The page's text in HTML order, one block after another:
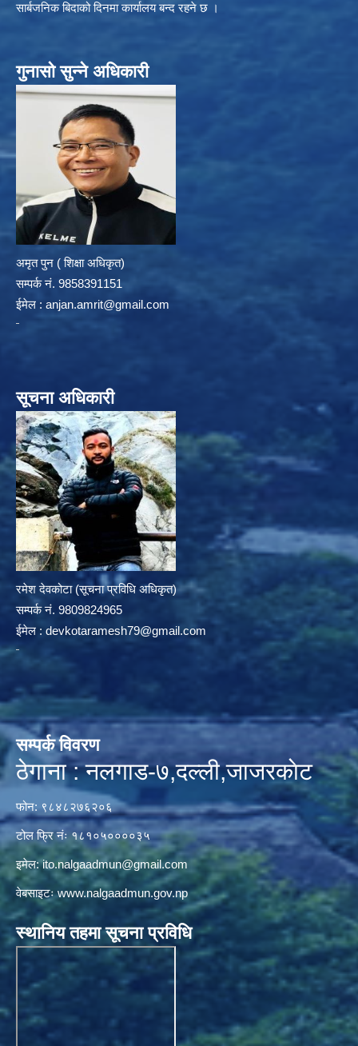
सार्बजनिक बिदाको दिनमा कार्यालय बन्द रहने छ ।
गुनासो सुन्ने अधिकारी
अमृत पुन ( शिक्षा अधिकृत)
सम्पर्क न‌ं. 9858391151
ईमेल : anjan.amrit@gmail.com
सूचना अधिकारी
रमेश देवकोटा (सूचना प्रविधि अधिकृत)
सम्पर्क न‌ं. 9809824965
ईमेल : devkotaramesh79@gmail.com
सम्पर्क विवरण
ठेगाना : नलगाड-७,दल्ली,जाजरकाेट
फोन: ९८४८२७६२०६
टोल फ्रि नंः १८१०५००००३५
इमेल:ito.nalgaadmun@gmail.com
वेबसाइटःwww.nalgaadmun.gov.np
स्थानिय तहमा सूचना प्रविधि